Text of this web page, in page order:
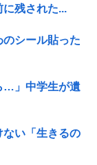
残された...
のシール貼った
…」中学生が遺
ない「生きるの